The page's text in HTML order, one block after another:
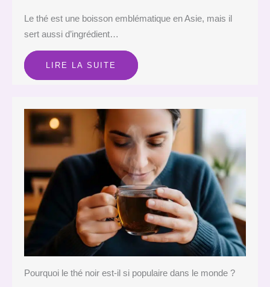
Le thé est une boisson emblématique en Asie, mais il
sert aussi d’ingrédient…
LIRE LA SUITE
Pourquoi le thé noir est-il si populaire dans le monde ?